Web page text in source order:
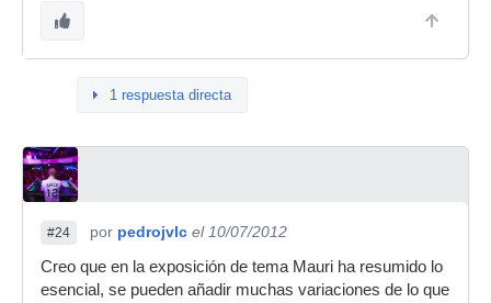
1 respuesta directa
#24 por pedrojvlc el 10/07/2012
Creo que en la exposición de tema Mauri ha resumido lo
esencial, se pueden añadir muchas variaciones de lo que